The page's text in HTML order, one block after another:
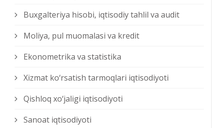
Buxgalteriya hisobi, iqtisodiy tahlil va audit
Moliya, pul muomalasi va kredit
Ekonometrika va statistika
Xizmat kо‘rsatish tarmoqlari iqtisodiyoti
Qishloq xо‘jaligi iqtisodiyoti
Sanoat iqtisodiyoti